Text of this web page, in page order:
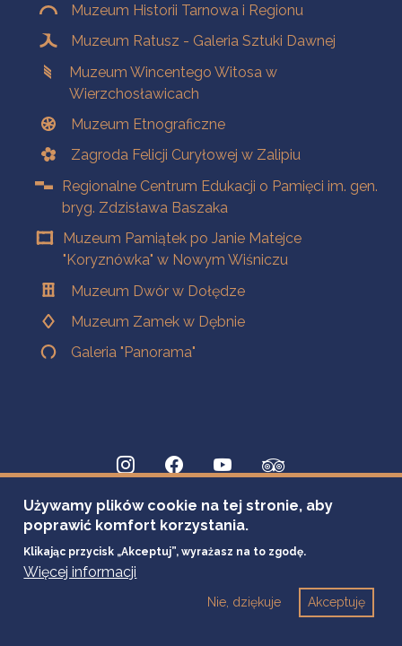
Muzeum Historii Tarnowa i Regionu
Muzeum Ratusz - Galeria Sztuki Dawnej
Muzeum Wincentego Witosa w
Wierzchosławicach
Muzeum Etnograficzne
Zagroda Felicji Curyłowej w Zalipiu
Regionalne Centrum Edukacji o Pamięci im. gen.
bryg. Zdzisława Baszaka
Muzeum Pamiątek po Janie Matejce
"Koryznówka" w Nowym Wiśniczu
Muzeum Dwór w Dołędze
Muzeum Zamek w Dębnie
Galeria "Panorama"
Używamy plików cookie na tej stronie, aby
poprawić komfort korzystania.
Klikając przycisk „Akceptuj”, wyrażasz na to zgodę.
Więcej informacji
Akceptuję
Nie, dziękuje